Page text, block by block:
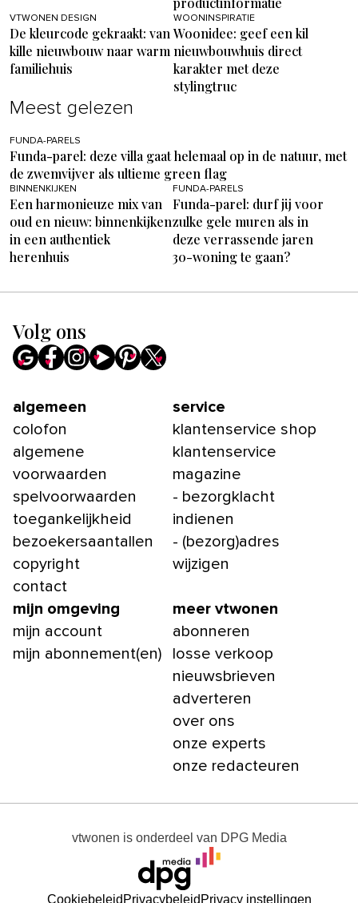
VTWONEN DESIGN
De kleurcode gekraakt: van
kille nieuwbouw naar warm
familiehuis
WOONINSPIRATIE
Woonidee: geef een kil
nieuwbouwhuis direct
karakter met deze
stylingtruc
Meest gelezen
FUNDA-PARELS
Funda-parel: deze villa gaat helemaal op in de natuur, met
de zwemvijver als ultieme green flag
BINNENKIJKEN
Een harmonieuze mix van
oud en nieuw: binnenkijken
in een authentiek
herenhuis
FUNDA-PARELS
Funda-parel: durf jij voor
zulke gele muren als in
deze verrassende jaren
30-woning te gaan?
Volg ons
algemeen
colofon
algemene
voorwaarden
spelvoorwaarden
toegankelijkheid
bezoekersaantallen
copyright
contact
service
klantenservice shop
klantenservice
magazine
- bezorgklacht
indienen
- (bezorg)adres
wijzigen
mijn omgeving
mijn account
mijn abonnement(en)
meer vtwonen
abonneren
losse verkoop
nieuwsbrieven
adverteren
over ons
onze experts
onze redacteuren
vtwonen is onderdeel van DPG Media
Cookiebeleid Privacybeleid Privacy instellingen